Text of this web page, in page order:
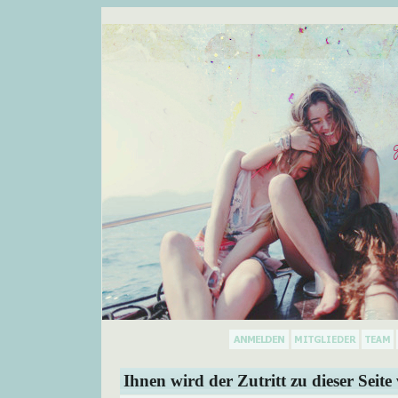
Ihnen wird der Zutritt zu dieser Seite